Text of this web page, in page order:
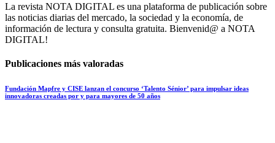
La revista NOTA DIGITAL es una plataforma de publicación sobre
las noticias diarias del mercado, la sociedad y la economía, de
información de lectura y consulta gratuita. Bienvenid@ a NOTA
DIGITAL!
Publicaciones más valoradas
Fundación Mapfre y CISE lanzan el concurso ‘Talento Sénior’ para impulsar ideas
innovadoras creadas por y para mayores de 50 años